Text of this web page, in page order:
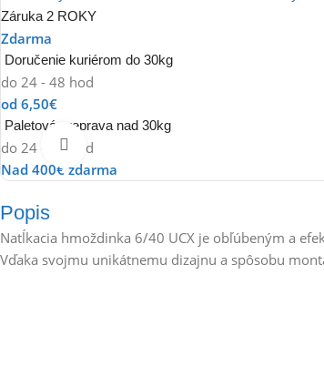
Klikni pre zväčšenie
Záruka 2 ROKY
Zdarma
Doručenie kuriérom do 30kg
do 24 - 48 hod
od 6,50€
Paletová preprava nad 30kg
do 24 - 48 hod
Nad 400€ zdarma
Popis
Natĺkacia hmoždinka 6/40 UCX je obľúbeným a
Vďaka svojmu unikátnemu dizajnu a spôsobu